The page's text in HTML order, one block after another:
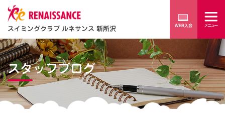
スイミングクラブ ルネサンス 新所沢
スタッフブログ